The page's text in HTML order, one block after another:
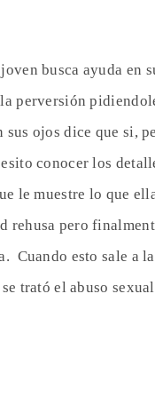
busca ayuda en
perversión
ojos dice que si,
conocer los
le muestre lo que
rehusa pero
Cuando esto sale a
trató el abuso